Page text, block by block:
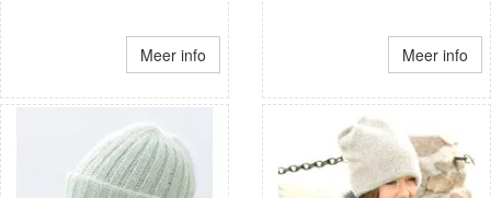
Meer info Meer info